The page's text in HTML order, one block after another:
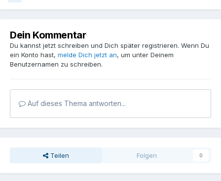
Dein Kommentar
Du kannst jetzt schreiben und Dich später registrieren. Wenn Du
ein Konto hast, melde Dich jetzt an, um unter Deinem
Benutzernamen zu schreiben.
Auf dieses Thema antworten...
Teilen Folgen 0